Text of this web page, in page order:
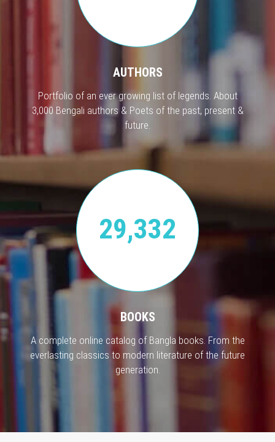
AUTHORS
Portfolio of an ever growing list of legends. About
3,000 Bengali authors & Poets of the past, present &
future.
29,332
BOOKS
A complete online catalog of Bangla books. From the
everlasting classics to modern literature of the future
generation.